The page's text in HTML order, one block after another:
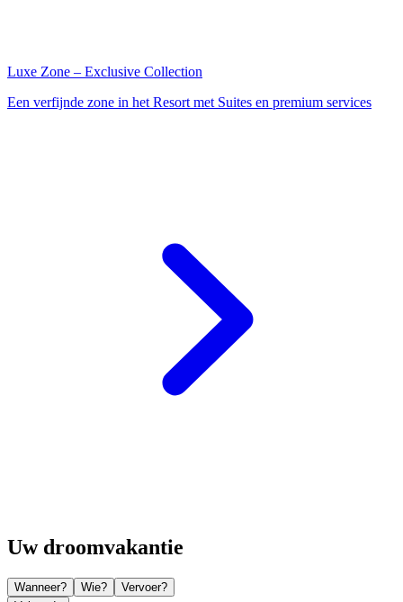
Luxe Zone – Exclusive Collection
Een verfijnde zone in het Resort met Suites en premium services
Uw droomvakantie
Wanneer? Wie?
Vervoer?